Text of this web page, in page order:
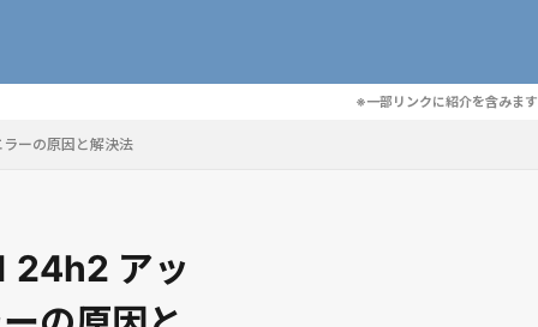
※一部リンクに紹介を含みます
ーの原因と解決法
24h2 アッ